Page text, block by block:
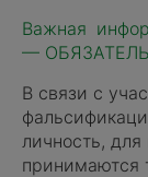
Важная
—
В связи с
личность,
принимаются